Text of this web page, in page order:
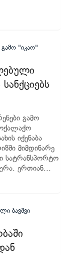
გამო
იქენაბა
მიმდინარე
სატრანსპორტო
ერთიან...